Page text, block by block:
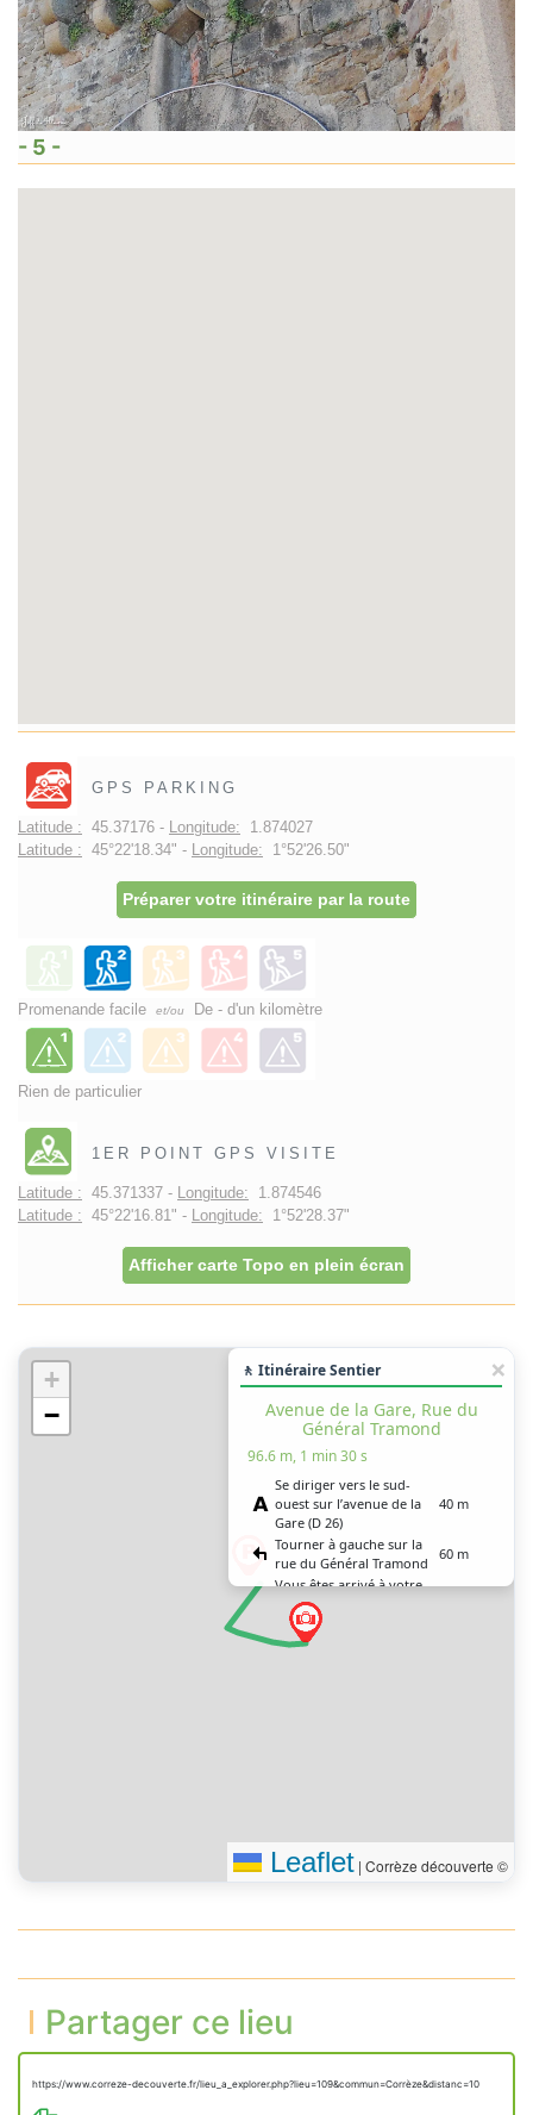
- 5 -
GPS PARKING
Latitude : 45.37176 - Longitude: 1.874027
Latitude : 45°22'18.34" - Longitude: 1°52'26.50"
Préparer votre itinéraire par la route
Promenande facile et/ou De - d'un kilomètre
Rien de particulier
1ER POINT GPS VISITE
Latitude : 45.371337 - Longitude: 1.874546
Latitude : 45°22'16.81" - Longitude: 1°52'28.37"
Afficher carte Topo en plein écran
+
−
🚶 Itinéraire Sentier
Avenue de la Gare, Rue du
Général Tramond
96.6 m, 1 min 30 s
Se diriger vers le sud-
ouest sur l’avenue de la
Gare (D 26)
40 m
Tourner à gauche sur la
rue du Général Tramond
60 m
Vous êtes arrivé à votre
destination
Leaflet | Corrèze découverte ©
Partager ce lieu
https://www.correze-decouverte.fr/lieu_a_explorer.php?lieu=109&commun=Corrèze&distanc=10